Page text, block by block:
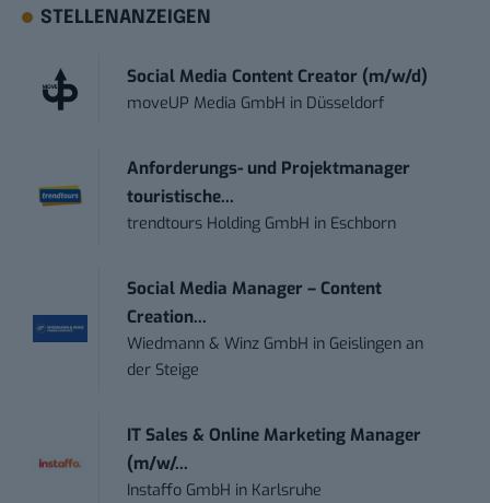
STELLENANZEIGEN
Social Media Content Creator (m/w/d)
moveUP Media GmbH in Düsseldorf
Anforderungs- und Projektmanager
touristische...
trendtours Holding GmbH in Eschborn
Social Media Manager – Content
Creation...
Wiedmann & Winz GmbH in Geislingen an
der Steige
IT Sales & Online Marketing Manager
(m/w/...
Instaffo GmbH in Karlsruhe